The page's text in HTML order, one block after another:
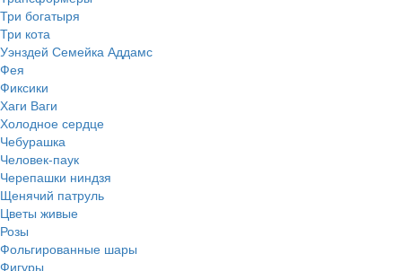
Три богатыря
Три кота
Уэнздей Семейка Аддамс
Фея
Фиксики
Хаги Ваги
Холодное сердце
Чебурашка
Человек-паук
Черепашки ниндзя
Щенячий патруль
Цветы живые
Розы
Фольгированные шары
Фигуры